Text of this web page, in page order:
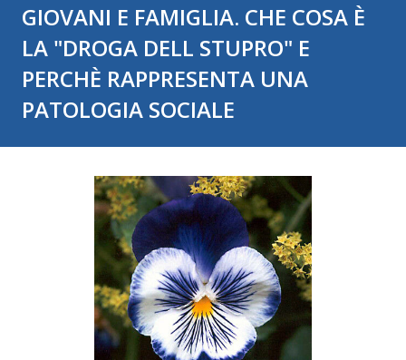
GIOVANI E FAMIGLIA. CHE COSA È
LA "DROGA DELL STUPRO" E
PERCHÈ RAPPRESENTA UNA
PATOLOGIA SOCIALE